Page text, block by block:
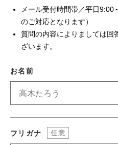
メール受付時間帯／平日
のご対応となります）
質問の内容によりましては回
ざいます。
お名前
フリガナ 任意